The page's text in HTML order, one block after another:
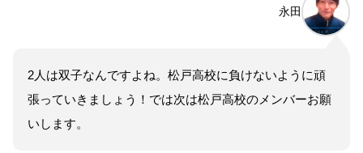
2人は双子なんですよね。松戸高校に負けないように頑
張っていきましょう！では次は松戸高校のメンバーお願
いします。
永田